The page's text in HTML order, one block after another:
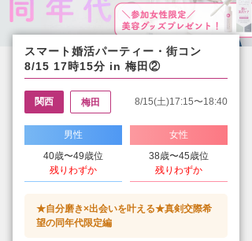
スマート婚活パーティー・街コン
8/15 17時15分 in 梅田②
関西 梅田 8/15(土)17:15〜18:40
男性
40歳〜49歳位
残りわずか
女性
38歳〜45歳位
残りわずか
★自分磨き×出会いを叶える★真剣交際希
望の同年代限定編